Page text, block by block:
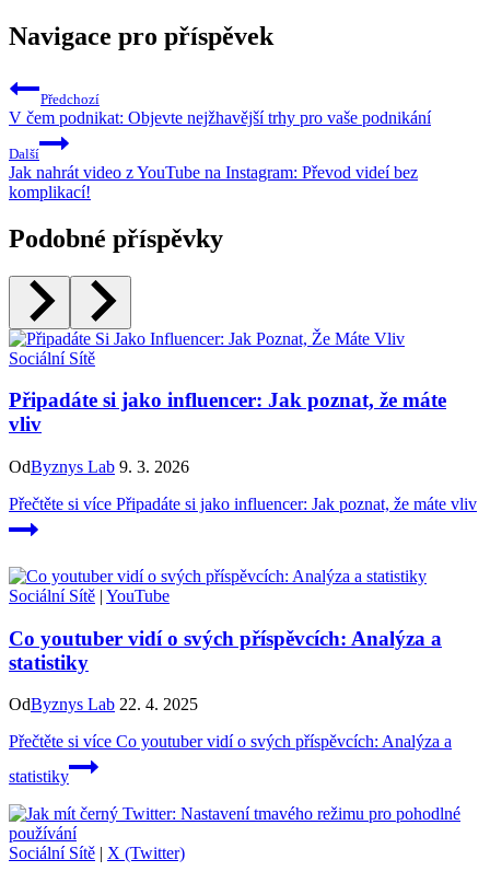
Navigace pro příspěvek
Předchozí
V čem podnikat: Objevte nejžhavější trhy pro vaše podnikání
Další
Jak nahrát video z YouTube na Instagram: Převod videí bez
komplikací!
Podobné příspěvky
Sociální Sítě
Připadáte si jako influencer: Jak poznat, že máte
vliv
OdByznys Lab 9. 3. 2026
Přečtěte si více Připadáte si jako influencer: Jak poznat, že máte vliv
Sociální Sítě | YouTube
Co youtuber vidí o svých příspěvcích: Analýza a
statistiky
OdByznys Lab 22. 4. 2025
Přečtěte si více Co youtuber vidí o svých příspěvcích: Analýza a
statistiky
Sociální Sítě | X (Twitter)